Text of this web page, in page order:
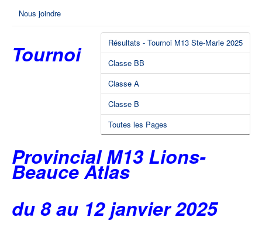
Nous joindre
Résultats - Tournoi M13 Ste-Marie 2025
Classe BB
Classe A
Classe B
Toutes les Pages
Tournoi
Provincial M13 Lions-
Beauce Atlas
du 8 au 12 janvier 2025